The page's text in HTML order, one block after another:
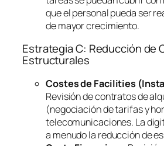
que el personal pueda ser
de mayor crecimiento.
Estrategia C: Reducción de
Estructurales
Costes de Facilities
Revisión de contratos de
(negociación de tarifas y
telecomunicaciones. La
a menudo la reducción de